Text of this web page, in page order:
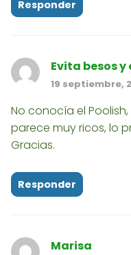
Responder
Evita besos y
19 septiembre,
No conocía el
parece muy ricos, lo
Gracias.
Responder
Marisa